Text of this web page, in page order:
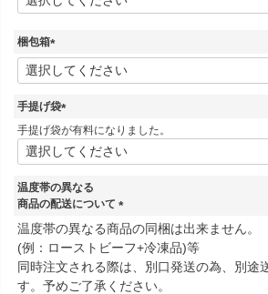
必
梱包箱
(
必
)
手提げ袋
(
必
須
手提げ袋が有料になりました。
温度帯の異なる
商品の配送について
(
須
)
温度帯の異なる商品の同梱は出来ません。
(例：ローストビーフ+冷凍品)等
同時注文される際は、別口発送の為、別途
す。予めご了承ください。